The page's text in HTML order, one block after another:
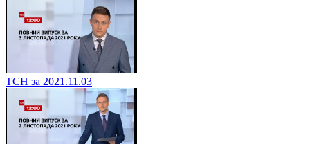
ТСН за 2021.11.03